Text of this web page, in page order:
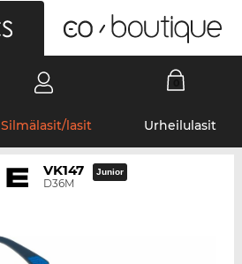
Silmälasit/lasit Urheilulasit
VK147
D36M
Junior